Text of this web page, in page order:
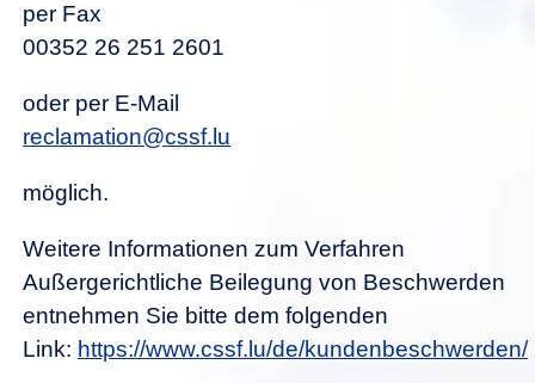
per Fax
00352 26 251 2601
oder per E-Mail
r cl m t n cssf
möglich.
Weitere Informationen zum Verfahren
Außergerichtliche Beilegung von Beschwerden
entnehmen Sie bitte dem folgenden
Link: https://www.cssf.lu/de/kundenbeschwerden/